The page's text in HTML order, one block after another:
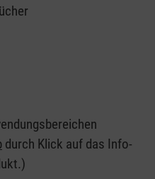
durch Klick auf das Info-